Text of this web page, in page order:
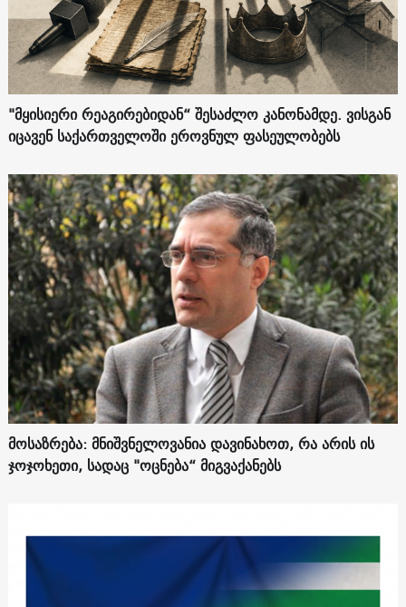
"მყისიერი რეაგირებიდან“ შესაძლო კანონამდე. ვისგან
იცავენ საქართველოში ეროვნულ ფასეულობებს
მოსაზრება: მნიშვნელოვანია დავინახოთ, რა არის ის
ჯოჯოხეთი, სადაც "ოცნება“ მიგვაქანებს